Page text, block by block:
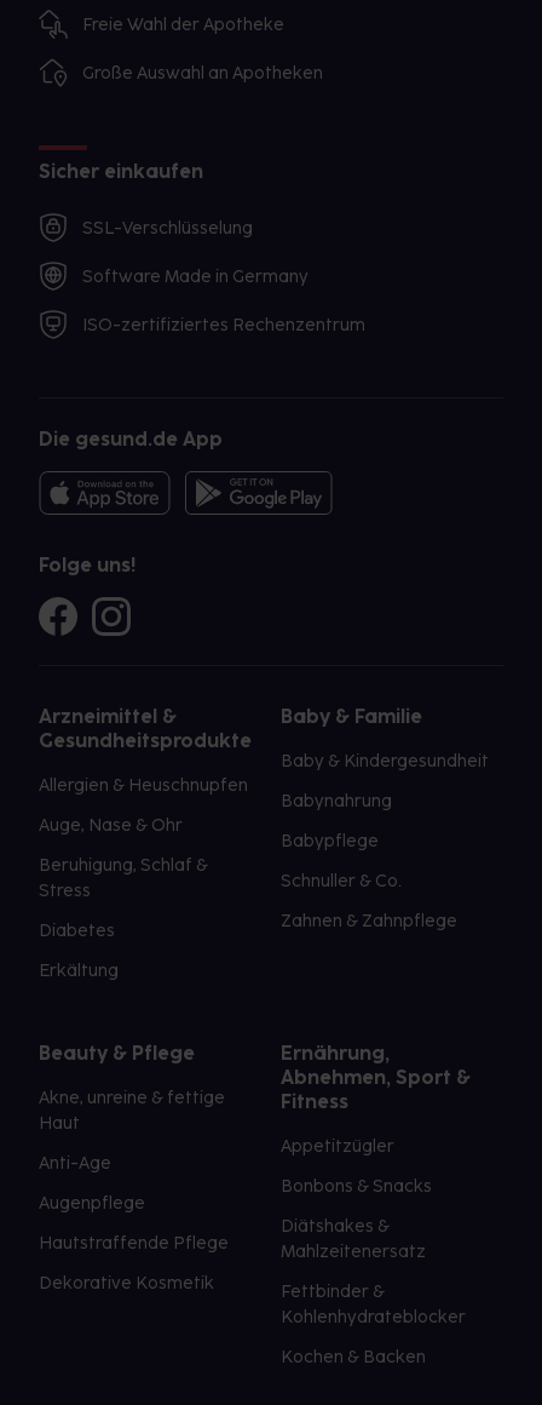
Freie Wahl der Apotheke
Große Auswahl an Apotheken
Sicher einkaufen
SSL-Verschlüsselung
Software Made in Germany
ISO-zertifiziertes Rechenzentrum
Die gesund.de App
Folge uns!
Arzneimittel &
Gesundheitsprodukte
Allergien & Heuschnupfen
Auge, Nase & Ohr
Beruhigung, Schlaf &
Stress
Diabetes
Erkältung
Baby & Familie
Baby & Kindergesundheit
Babynahrung
Babypflege
Schnuller & Co.
Zahnen & Zahnpflege
Beauty & Pflege
Akne, unreine & fettige
Haut
Anti-Age
Augenpflege
Hautstraffende Pflege
Dekorative Kosmetik
Ernährung,
Abnehmen, Sport &
Fitness
Appetitzügler
Bonbons & Snacks
Diätshakes &
Mahlzeitenersatz
Fettbinder &
Kohlenhydrateblocker
Kochen & Backen